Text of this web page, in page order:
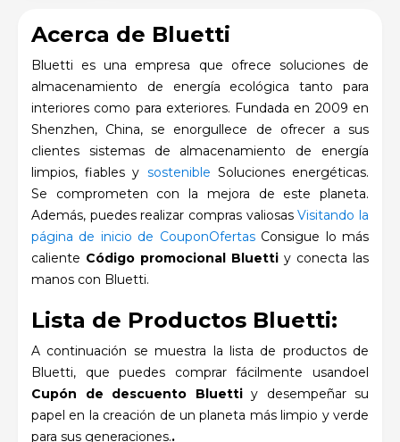
Acerca de Bluetti
Bluetti es una empresa que ofrece soluciones de
almacenamiento de energía ecológica tanto para
interiores como para exteriores. Fundada en 2009 en
Shenzhen, China, se enorgullece de ofrecer a sus
clientes sistemas de almacenamiento de energía
limpios, fiables y sostenible Soluciones energéticas.
Se comprometen con la mejora de este planeta.
Además, puedes realizar compras valiosas Visitando la
página de inicio de CouponOfertas Consigue lo más
caliente Código promocional Bluetti y conecta las
manos con Bluetti.
Lista de Productos Bluetti:
A continuación se muestra la lista de productos de
Bluetti, que puedes comprar fácilmente usandoel
Cupón de descuento Bluetti y desempeñar su
papel en la creación de un planeta más limpio y verde
para sus generaciones..